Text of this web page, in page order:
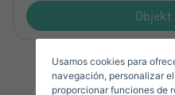
Objekt
Email*
Verkaufen Sie Ihre
Usamos cookies para
navegación, personalizar
proporcionar funciones de